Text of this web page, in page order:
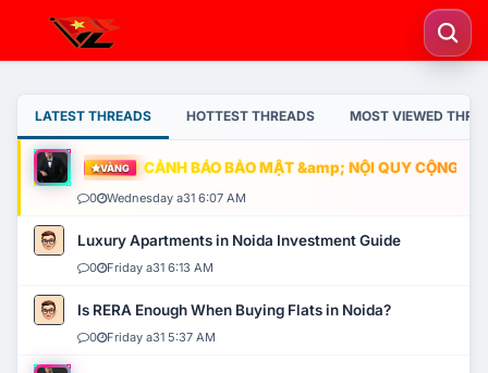
LATEST THREADS HOTTEST THREADS MOST VIEWED
VÀNG CẢNH BÁO BẢO MẬT &amp; NỘI QUY CỘNG
0 Wednesday a31 6:07 AM
Luxury Apartments in Noida Investment Guide
0 Friday a31 6:13 AM
Is RERA Enough When Buying Flats in Noida?
0 Friday a31 5:37 AM